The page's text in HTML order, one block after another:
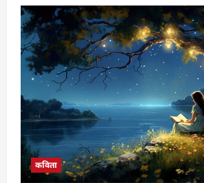
राष्ट्रीय
नाट्य
महोत्सव
2026
के
अंतर्गत
रांची
में
होगा
“वंदे
मातरम्
–
स्वतंत्रता
से
स्वाभिमान
तक”
का
मंचन
कविता